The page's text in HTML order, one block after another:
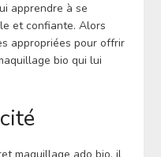
apprendre à se
et confiante. Alors
appropriées pour offrir
bio qui lui